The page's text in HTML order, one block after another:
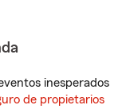
inesperados
de propietarios